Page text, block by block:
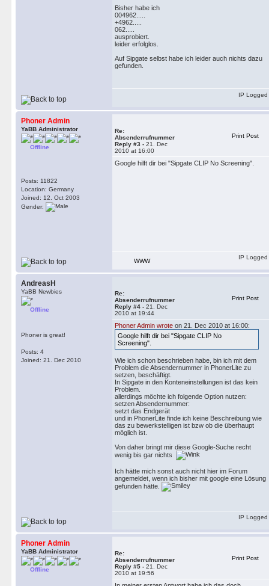
Bisher habe ich
004962.....
+4962.....
062.....
ausprobiert.
leider erfolglos.
Auf Sipgate selbst habe ich leider auch nichts dazu
gefunden.
IP Logged
Phoner Admin
YaBB Administrator
Offline
Posts: 11822
Location: Germany
Joined: 12. Oct 2003
Gender:
Re:
Absenderrufnummer
Reply #3 - 21. Dec
2010 at 16:00
Print Post
Google hilft dir bei "Sipgate CLIP No Screening".
WWW
IP Logged
AndreasH
YaBB Newbies
Offline
Phoner is great!
Posts: 4
Joined: 21. Dec 2010
Re:
Absenderrufnummer
Reply #4 - 21. Dec
2010 at 19:44
Print Post
Phoner Admin wrote on 21. Dec 2010 at 16:00:
Google hilft dir bei "Sipgate CLIP No
Screening".
Wie ich schon beschrieben habe, bin ich mit dem
Problem die Absendernummer in PhonerLite zu
setzen, beschäftigt.
In Sipgate in den Konteneinstellungen ist das kein
Problem.
allerdings möchte ich folgende Option nutzen:
setzen Absendernummer:
setzt das Endgerät
und in PhonerLite finde ich keine Beschreibung wie
das zu bewerkstelligen ist bzw ob die überhaupt
möglich ist.
Von daher bringt mir diese Google-Suche recht
wenig bis gar nichts
Ich hätte mich sonst auch nicht hier im Forum
angemeldet, wenn ich bisher mit google eine Lösung
gefunden hätte.
IP Logged
Phoner Admin
YaBB Administrator
Offline
Re:
Absenderrufnummer
Reply #5 - 21. Dec
2010 at 19:56
Print Post